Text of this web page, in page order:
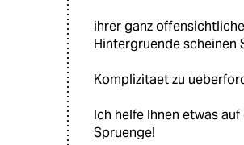
ihrer ganz
Hintergruende scheinen
Komplizitaet zu
Ich helfe Ihnen etwas auf
Spruenge!